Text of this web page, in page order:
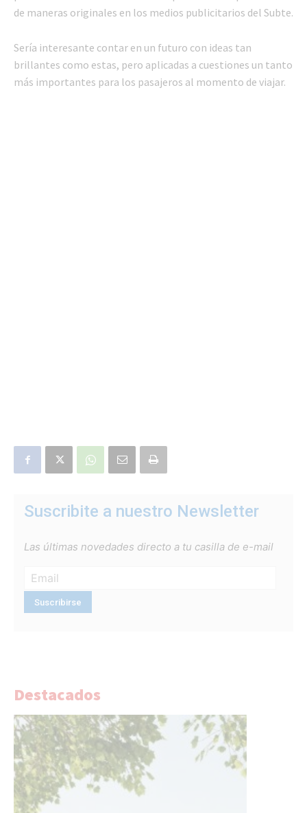
de maneras originales en los medios publicitarios del Subte.
Sería interesante contar en un futuro con ideas tan
brillantes como estas, pero aplicadas a cuestiones un tanto
más importantes para los pasajeros al momento de viajar.
Suscribite a nuestro Newsletter
Las últimas novedades directo a tu casilla de e-mail
Destacados